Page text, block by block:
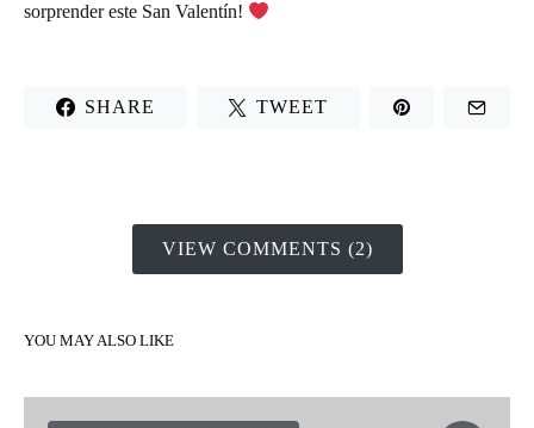
sorprender este San Valentín!
SHARE TWEET
VIEW COMMENTS (2)
YOU MAY ALSO LIKE